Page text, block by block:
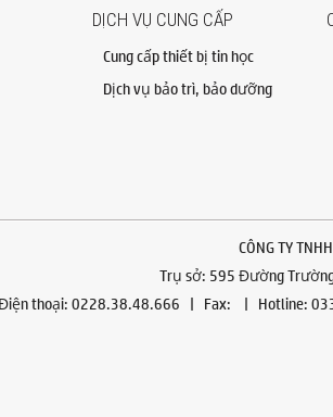
DỊCH VỤ CUNG CẤP
Cung cấp thiết bị tin học
Dịch vụ bảo trì, bảo dưỡng
CÔNG TY
Trụ sở: 595 Đường
thoại: 0228.38.48.666 | Fax: | Hotline: